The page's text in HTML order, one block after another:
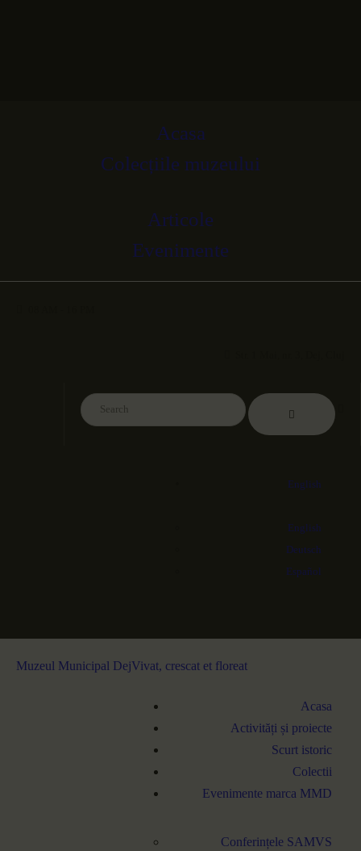
Acasa
Colecțiile muzeului
Articole
Evenimente
English
English
Deutsch
Español
Muzeul Municipal DejVivat, crescat et floreat
Acasa
Activități și proiecte
Scurt istoric
Colectii
Evenimente marca MMD
Conferințele SAMVS
SCURT ISTORIC
EVENIMENTE MARCA